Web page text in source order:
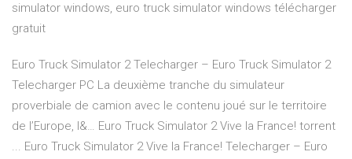
simulator windows, euro truck simulator windows télécharger
gratuit
Euro Truck Simulator 2 Telecharger – Euro Truck Simulator 2
Telecharger PC La deuxième tranche du simulateur
proverbiale de camion avec le contenu joué sur le territoire
de l’Europe, l&… Euro Truck Simulator 2 Vive la France! torrent
... Euro Truck Simulator 2 Vive la France! Telecharger – Euro